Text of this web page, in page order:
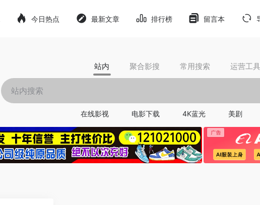
今日热点 最新文章 排行榜 留言本
站内 聚合影搜 常用搜索 运营工具
在线影视 电影下载 4K蓝光 美剧